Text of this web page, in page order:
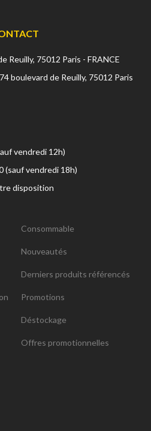
Reuilly, 75012 Paris - FRANCE
boulevard de Reuilly, 75012 Paris
vendredi 12h)
(sauf vendredi 18h)
disposition
Consommable
Nouveautés
Derniers produits référencés
Promotions
Déstockage
Offres promotionnelles